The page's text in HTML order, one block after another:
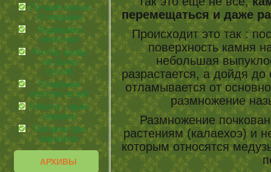
Лучшие маски
от морщин
Кодировка
гипнозом
Что бы кровь
не была
густой
Плавание
полезно всем!
Работа – врач
педиатр
Питание при
варикозе
АРХИВЫ
перемещаться и даже
Происходит это так :
поверхность камня
небольшая
разрастается, а дойдя
отламывается от
размножение
Размножение
растениям (калаехоэ) и
которым относятся